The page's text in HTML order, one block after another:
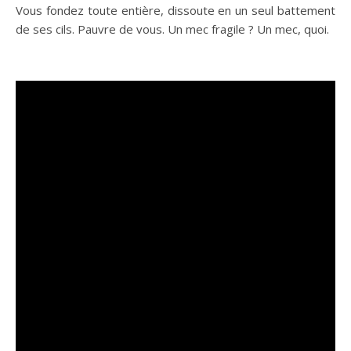
Vous fondez toute entière, dissoute en un seul battement
de ses cils. Pauvre de vous. Un mec fragile ? Un mec, quoi.